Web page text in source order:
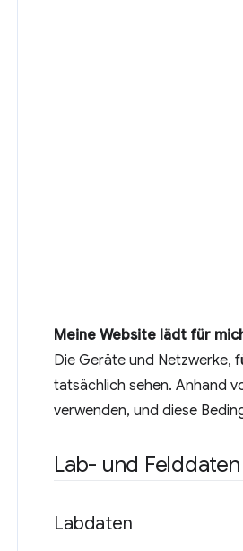
Meine Website lädt für
Die Geräte und Netzwerke,
tatsächlich sehen. Anhand
verwenden, und diese
Lab- und
Labdaten